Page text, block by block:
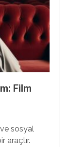
Film
ve sosyal
araçtır.